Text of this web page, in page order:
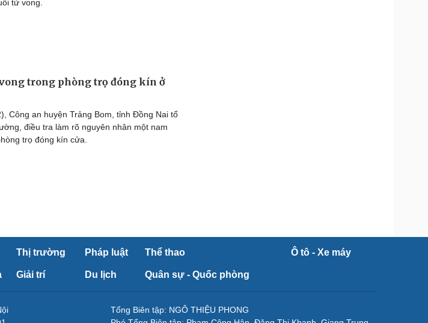
tử vong.
trong phòng trọ đóng kín ở
Công an huyện Trảng Bom, tỉnh Đồng Nai tổ
điều tra làm rõ nguyên nhân một nam
trọ đóng kín cửa.
Thị trường Pháp luật Thể thao Ô tô - Xe máy
Giải trí Du lịch Quân sự - Quốc phòng
Tổng Biên tập: NGÔ THIỆU PHONG